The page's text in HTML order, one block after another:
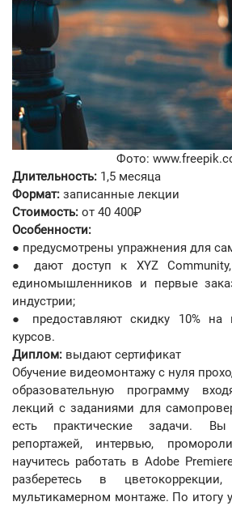
Фото:
Длительность: 1,5 месяца
Формат: записанные лекции
Стоимость: от 40 400₽
Особенности:
● предусмотрены упражнения для
● дают доступ к XYZ
единомышленников и первые
индустрии;
● предоставляют скидку 10% на
курсов.
Диплом: выдают сертификат
Обучение видеомонтажу с нуля
образовательную программу
лекций с заданиями для
есть практические задачи.
репортажей, интервью,
научитесь работать в Adobe
разберетесь в
мультикамерном монтаже. По итогу